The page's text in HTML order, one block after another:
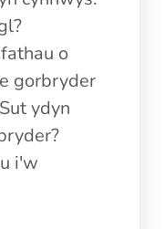
o
gorbryder
ydyn
i'w